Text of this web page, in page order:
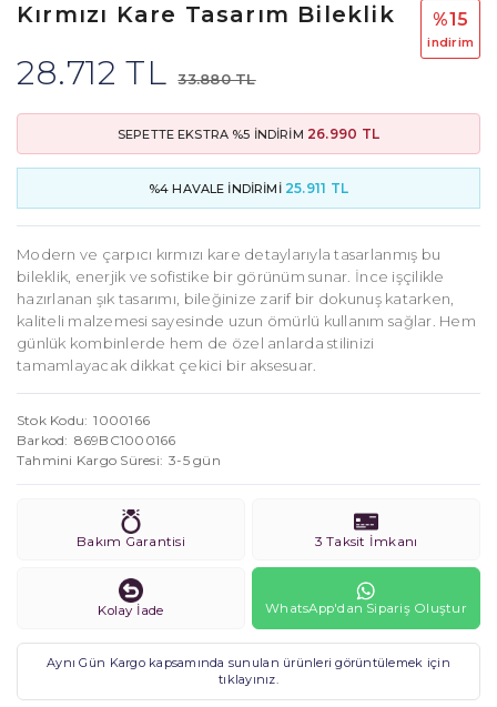
Kırmızı Kare Tasarım Bileklik
28.712 TL 33.880 TL
%15
i̇ndi̇ri̇m
SEPETTE EKSTRA %5 İNDİRİM 26.990 TL
%4 HAVALE İNDİRİMİ 25.911 TL
Modern ve çarpıcı kırmızı kare detaylarıyla tasarlanmış bu
bileklik, enerjik ve sofistike bir görünüm sunar. İnce işçilikle
hazırlanan şık tasarımı, bileğinize zarif bir dokunuş katarken,
kaliteli malzemesi sayesinde uzun ömürlü kullanım sağlar. Hem
günlük kombinlerde hem de özel anlarda stilinizi
tamamlayacak dikkat çekici bir aksesuar.
Stok Kodu
1000166
Barkod
869BC1000166
Tahmini Kargo Süresi
3-5 gün
Bakım Garantisi 3 Taksit İmkanı
Kolay İade WhatsApp'dan Sipariş Oluştur
Aynı Gün Kargo kapsamında sunulan ürünleri görüntülemek için
tıklayınız.